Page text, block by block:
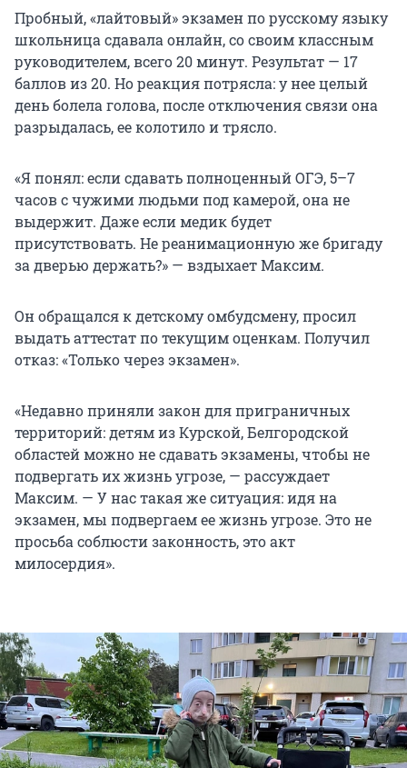
Пробный, «лайтовый» экзамен по русскому языку
школьница сдавала онлайн, со своим классным
руководителем, всего 20 минут. Результат — 17
баллов из 20. Но реакция потрясла: у нее целый
день болела голова, после отключения связи она
разрыдалась, ее колотило и трясло.
«Я понял: если сдавать полноценный ОГЭ, 5–7
часов с чужими людьми под камерой, она не
выдержит. Даже если медик будет
присутствовать. Не реанимационную же бригаду
за дверью держать?» — вздыхает Максим.
Он обращался к детскому омбудсмену, просил
выдать аттестат по текущим оценкам. Получил
отказ: «Только через экзамен».
«Недавно приняли закон для приграничных
территорий: детям из Курской, Белгородской
областей можно не сдавать экзамены, чтобы не
подвергать их жизнь угрозе, — рассуждает
Максим. — У нас такая же ситуация: идя на
экзамен, мы подвергаем ее жизнь угрозе. Это не
просьба соблюсти законность, это акт
милосердия».